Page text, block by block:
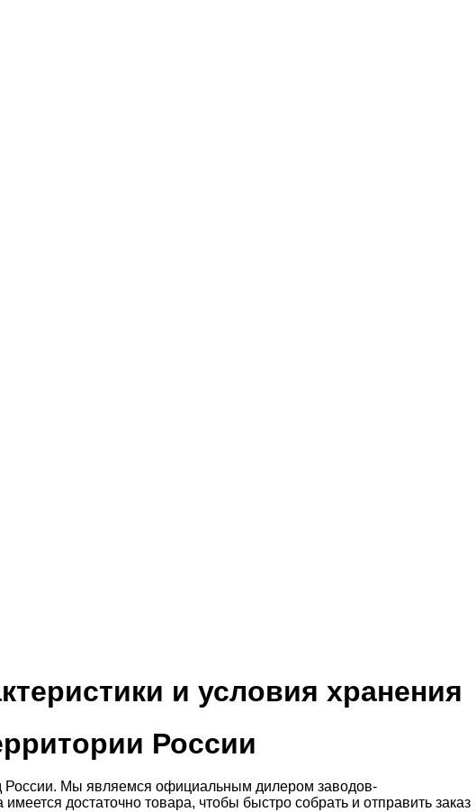
и условия хранения
России
России. Мы являемся официальным дилером заводов-
достаточно товара, чтобы быстро собрать и отправить заказ